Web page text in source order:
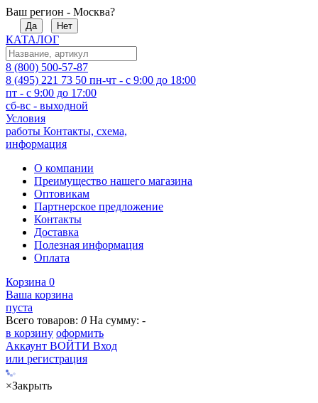
Ваш регион - Москва?
Да Нет
КАТАЛОГ
8 (800) 500-57-87
8 (495) 221 73 50 пн-чт - с 9:00 до 18:00
пт - с 9:00 до 17:00
сб-вс - выходной
Условия
работы Контакты, схема,
информация
О компании
Преимущество нашего магазина
Оптовикам
Партнерское предложение
Контакты
Доставка
Полезная информация
Оплата
Корзина 0
Ваша корзина
пуста
Всего товаров: 0 На сумму: -
в корзину оформить
Аккаунт ВОЙТИ Вход
или регистрация
×Закрыть